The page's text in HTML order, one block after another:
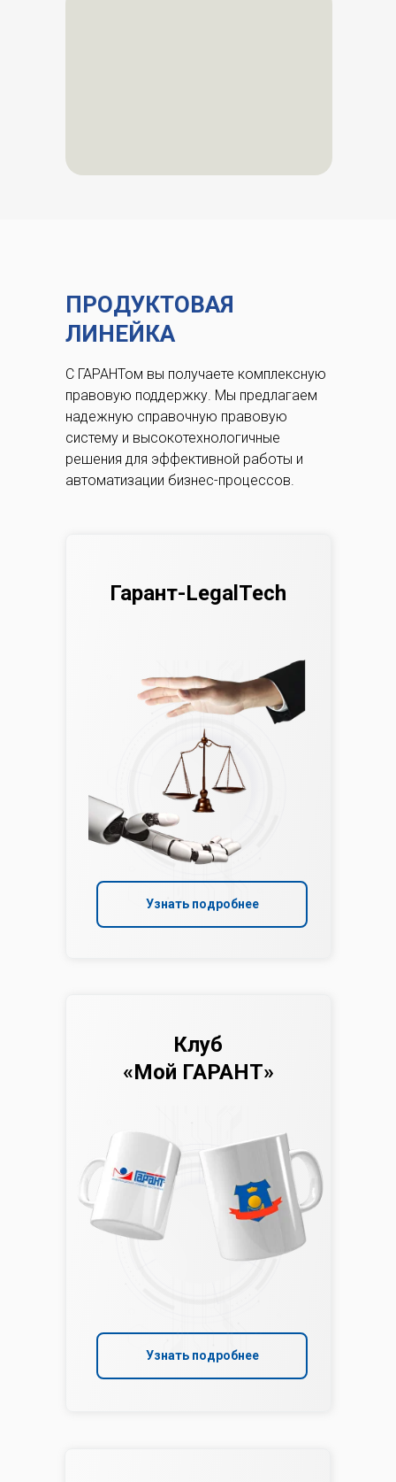
ПРОДУКТОВАЯ
ЛИНЕЙКА
С ГАРАНТом вы получаете комплексную
правовую поддержку. Мы предлагаем
надежную справочную правовую
систему и высокотехнологичные
решения для эффективной работы и
автоматизации бизнес-процессов.
Узнать подробнее
Клуб
«Мой ГАРАНТ»
Узнать подробнее
Гарант-LegalTech